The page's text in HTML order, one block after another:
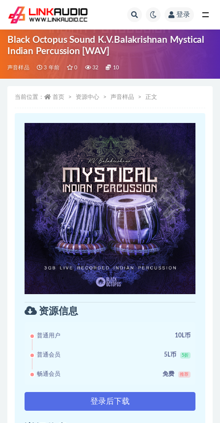
登录
Black Octopus Sound K.V.Balakrishnan Mystical
Indian Percussion [WAV]
声音样品 3 年前 0 32 10
当前位置： 首页 资源中心 声音样品 正文
资源信息
普通用户 10L币
普通会员 5L币 5折
畅通会员 免费 推荐
登录后下载